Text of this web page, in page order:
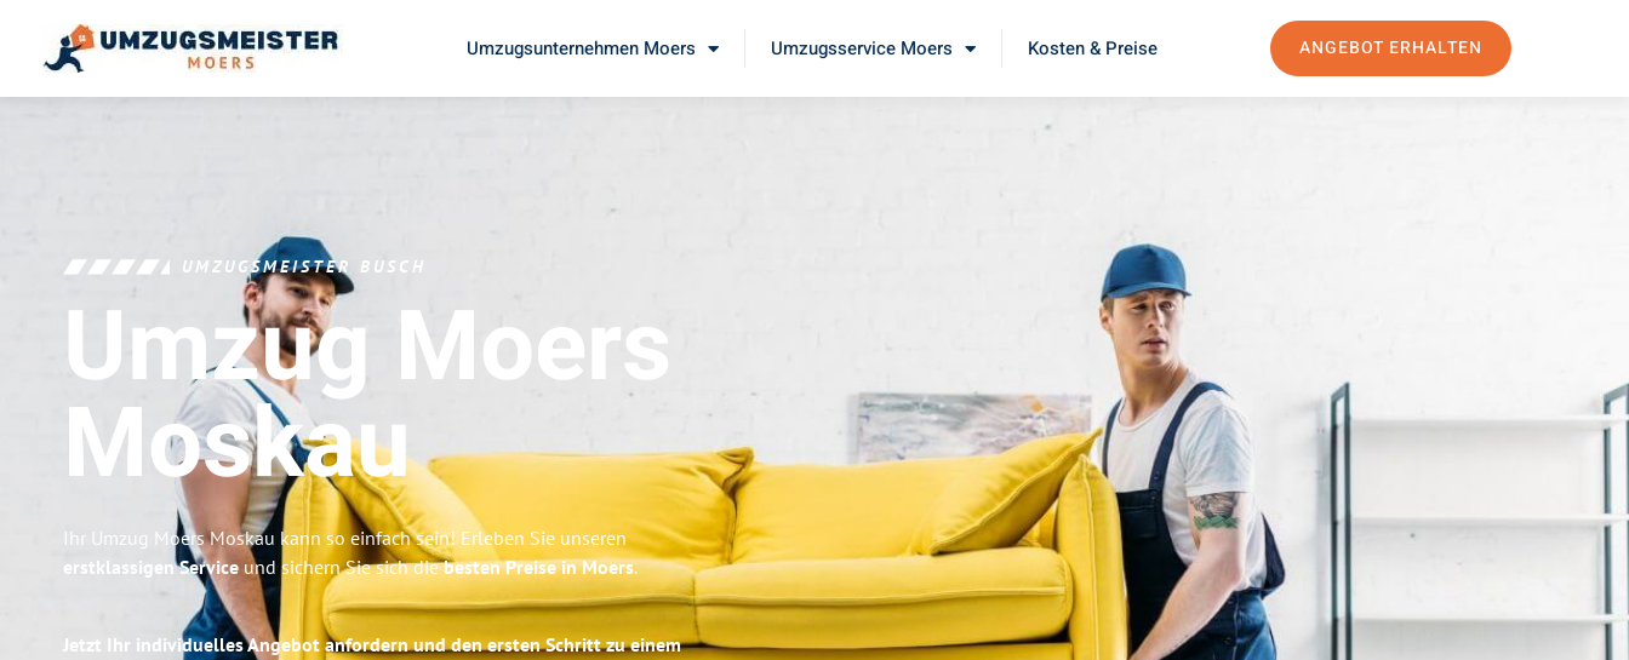
Umzugsunternehmen Moers Umzugsservice Moers Kosten & Preise ANGEBOT ERHALTEN
UMZUGSMEISTER BUSCH
Umzug Moers
Moskau
Ihr Umzug Moers Moskau kann so einfach sein! Erleben Sie unseren
erstklassigen Service und sichern Sie sich diebesten Preise in Moers.
Jetzt Ihr individuelles Angebot anfordern und den ersten Schritt zu einem